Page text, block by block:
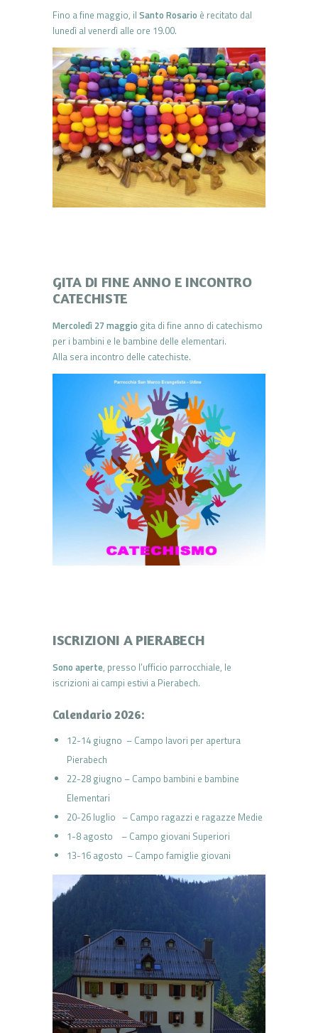
Fino a fine maggio, il Santo Rosario è recitato dal
lunedì al venerdì alle ore 19.00.
GITA DI FINE ANNO E INCONTRO
CATECHISTE
Mercoledì 27 maggio gita di fine anno di catechismo
per i bambini e le bambine delle elementari.
Alla sera incontro delle catechiste.
ISCRIZIONI A PIERABECH
Sono aperte, presso l’ufficio parrocchiale, le
iscrizioni ai campi estivi a Pierabech.
Calendario 2026:
12-14 giugno – Campo lavori per apertura
Pierabech
22-28 giugno – Campo bambini e bambine
Elementari
20-26 luglio – Campo ragazzi e ragazze Medie
1-8 agosto – Campo giovani Superiori
13-16 agosto – Campo famiglie giovani